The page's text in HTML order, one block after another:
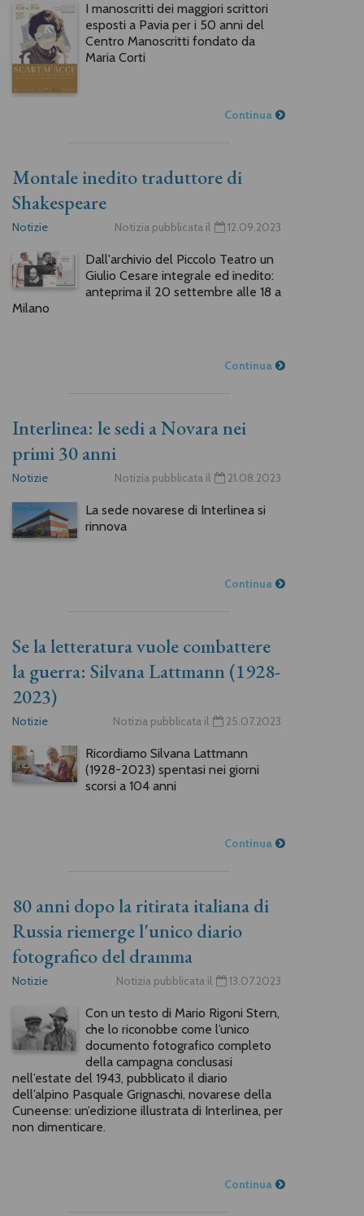
I manoscritti dei maggiori scrittori
esposti a Pavia per i 50 anni del
Centro Manoscritti fondato da
Maria Corti
Continua
Montale inedito traduttore di
Shakespeare
Notizie Notizia pubblicata il 12.09.2023
Dall'archivio del Piccolo Teatro un
Giulio Cesare integrale ed inedito:
anteprima il 20 settembre alle 18 a
Milano
Continua
Interlinea: le sedi a Novara nei
primi 30 anni
Notizie Notizia pubblicata il 21.08.2023
La sede novarese di Interlinea si
rinnova
Continua
Se la letteratura vuole combattere
la guerra: Silvana Lattmann (1928-
2023)
Notizie Notizia pubblicata il 25.07.2023
Ricordiamo Silvana Lattmann
(1928-2023) spentasi nei giorni
scorsi a 104 anni
Continua
80 anni dopo la ritirata italiana di
Russia riemerge l'unico diario
fotografico del dramma
Notizie Notizia pubblicata il 13.07.2023
Con un testo di Mario Rigoni Stern,
che lo riconobbe come l’unico
documento fotografico completo
della campagna conclusasi
nell’estate del 1943, pubblicato il diario
dell’alpino Pasquale Grignaschi, novarese della
Cuneense: un’edizione illustrata di Interlinea, per
non dimenticare.
Continua